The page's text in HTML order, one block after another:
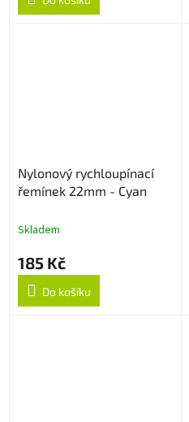
Nylonový rychloupínací
řemínek 22mm - Cyan
Skladem
185 Kč
Do košíku